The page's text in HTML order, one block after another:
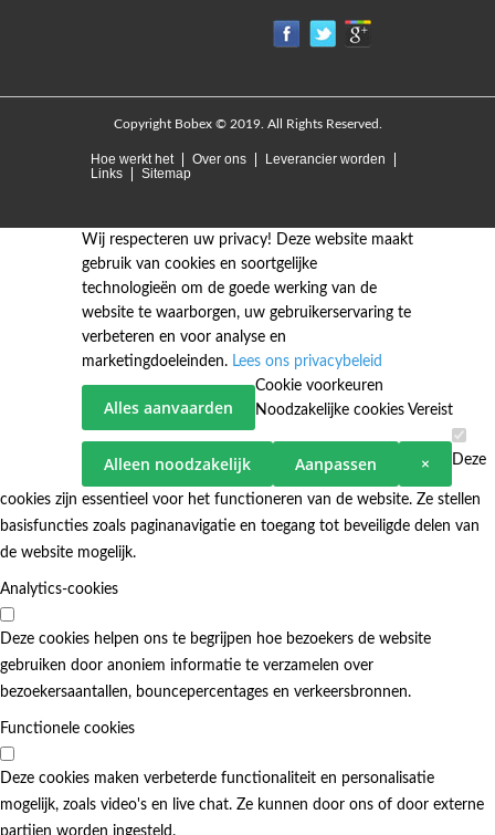
Copyright Bobex © 2019. All Rights Reserved.
Hoe werkt het Over ons
Leverancier worden
Links
Sitemap
Wij respecteren uw privacy! Deze website maakt
gebruik van cookies en soortgelijke
technologieën om de goede werking van de
website te waarborgen, uw gebruikerservaring te
verbeteren en voor analyse en
marketingdoeleinden. Lees ons privacybeleid
Alles aanvaarden
Alleen noodzakelijk Aanpassen
Cookie voorkeuren
×
Noodzakelijke cookies Vereist
Deze
cookies zijn essentieel voor het functioneren van de website. Ze stellen
basisfuncties zoals paginanavigatie en toegang tot beveiligde delen van
de website mogelijk.
Analytics-cookies
Deze cookies helpen ons te begrijpen hoe bezoekers de website
gebruiken door anoniem informatie te verzamelen over
bezoekersaantallen, bouncepercentages en verkeersbronnen.
Functionele cookies
Deze cookies maken verbeterde functionaliteit en personalisatie
mogelijk, zoals video's en live chat. Ze kunnen door ons of door externe